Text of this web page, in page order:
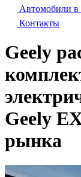
Автомобили в
Контакты
Geely
Geely
рынка